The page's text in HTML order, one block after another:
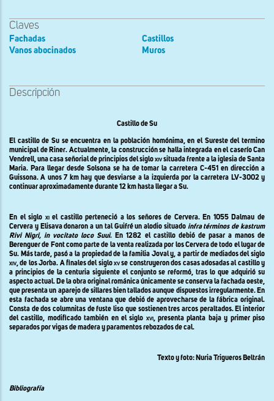
Claves
Fachadas
Vanos abocinados
Castillos
Muros
Descripción
Castillo de Su
El castillo de Su se encuentra en la población homónima, en el Sureste del termino
municipal de Riner. Actualmente, la construcción se halla integrada en el caserío Can
Vendrell, una casa señorial de principios del sigloxivsituada frente a la iglesia de Santa
Maria. Para llegar desde Solsona se ha de tomar la carretera C-451 en dirección a
Guissona. A unos7 kmhay que desviarse a la izquierda por la carretera LV-3002 y
continuar aproximadamente durante 12 km hasta llegar a Su.
En el siglo xiel castillo perteneció a los señores de Cervera. En 1055 Dalmau de
Cervera y Elisava donaron a un tal Guifré un alodio situado infra términos de kastrum
Rivi Nigri, in vocitato loco Suui. En 1282 el castillo debió de pasar a manos de
Berenguer de Font como parte de la venta realizada por los Cervera de todo el lugar de
Su. Más tarde, pasó a la propiedad de la familia Joval y, a partir de mediados del siglo
xiv,de los Jorba. A finales del sigloxvse construyeron dos casas adosadas al castillo y
a principios de la centuria siguiente el conjunto se reformó, tras lo que adquirió su
aspecto actual. De la obra original románica únicamente se conserva la fachada oeste,
que presenta un aparejo de sillares bien tallados aunque dispuestos irregularmente. En
esta fachada se abre una ventana que debió de aprovecharse de la fábrica original.
Consta de dos columnitas de fuste liso que sostienen tres arcos peraltados. El interior
del castillo, modificado también en el siglo xvi, presenta planta baja y primer piso
separados por vigas de madera y paramentos rebozados de cal.
Texto y foto: Nuria Trigueros Beltrán
Bibliografía